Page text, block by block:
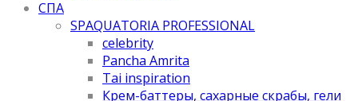
СПА
SPAQUATORIA PROFESSIONAL
celebrity
Pancha Amrita
Tai inspiration
Крем-баттеры, сахарные скрабы, гели